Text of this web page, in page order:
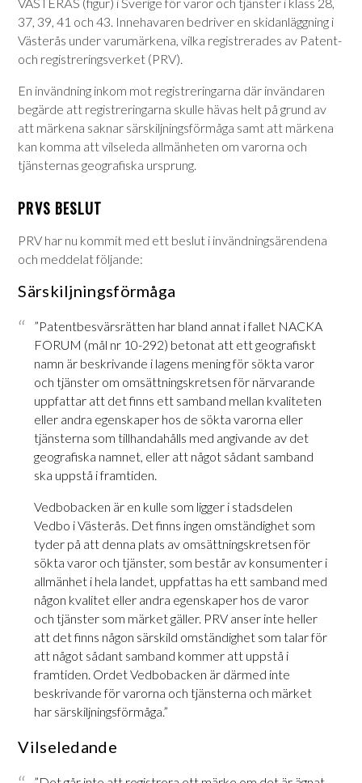
37, 39, 41 och 43. Innehavaren bedriver en skidanläggning i
Västerås under varumärkena, vilka registrerades av Patent-
och registreringsverket (PRV).
En invändning inkom mot registreringarna där invändaren
begärde att registreringarna skulle hävas helt på grund av
att märkena saknar särskiljningsförmåga samt att märkena
kan komma att vilseleda allmänheten om varorna och
tjänsternas geografiska ursprung.
PRVS BESLUT
PRV har nu kommit med ett beslut i invändningsärendena
och meddelat följande:
Särskiljningsförmåga
”Patentbesvärsrätten har bland annat i fallet NACKA
FORUM (mål nr 10-292) betonat att ett geografiskt
namn är beskrivande i lagens mening för sökta varor
och tjänster om omsättningskretsen för närvarande
uppfattar att det finns ett samband mellan kvaliteten
eller andra egenskaper hos de sökta varorna eller
tjänsterna som tillhandahålls med angivande av det
geografiska namnet, eller att något sådant samband
ska uppstå i framtiden.
Vedbobacken är en kulle som ligger i stadsdelen
Vedbo i Västerås. Det finns ingen omständighet som
tyder på att denna plats av omsättningskretsen för
sökta varor och tjänster, som består av konsumenter i
allmänhet i hela landet, uppfattas ha ett samband med
någon kvalitet eller andra egenskaper hos de varor
och tjänster som märket gäller. PRV anser inte heller
att det finns någon särskild omständighet som talar för
att något sådant samband kommer att uppstå i
framtiden. Ordet Vedbobacken är därmed inte
beskrivande för varorna och tjänsterna och märket
har särskiljningsförmåga.”
Vilseledande